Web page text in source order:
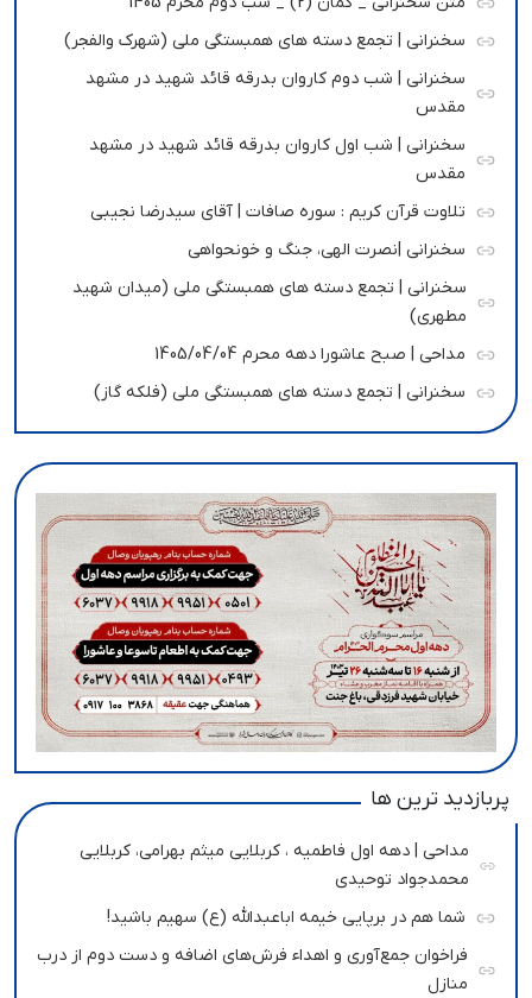
سخنرانی | تجمع دسته های همبستگی ملی (شهرک والفجر)
سخنرانی | شب دوم کاروان بدرقه قائد شهید در مشهد
مقدس
سخنرانی | شب اول کاروان بدرقه قائد شهید در مشهد
مقدس
تلاوت قرآن کریم : سوره صافات | آقای سیدرضا نجیبی
سخنرانی |نصرت الهی، جنگ و خونحواهی
سخنرانی | تجمع دسته های همبستگی ملی (میدان شهید
مطهری)
مداحی | صبح عاشورا دهه محرم 1405/04/04
سخنرانی | تجمع دسته های همبستگی ملی (فلکه گاز)
پربازدید ترین ها
مداحی | دهه اول فاطمیه ، کربلایی میثم بهرامی، کربلایی
محمدجواد توحیدی
شما هم در برپایی خیمه اباعبدالله (ع) سهیم باشید!
فراخوان جمع‌آوری و اهداء فرش‌های اضافه و دست دوم از درب
منازل